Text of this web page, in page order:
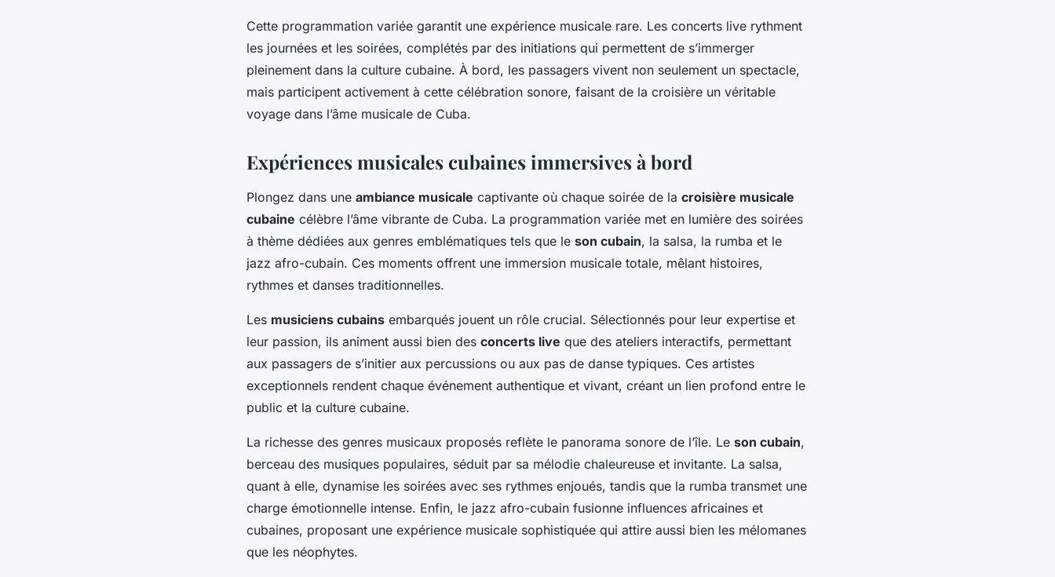
Cette programmation variée garantit une expérience musicale rare. Les concerts live rythment
les journées et les soirées, complétés par des initiations qui permettent de s’immerger
pleinement dans la culture cubaine. À bord, les passagers vivent non seulement un spectacle,
mais participent activement à cette célébration sonore, faisant de la croisière un véritable
voyage dans l’âme musicale de Cuba.
Expériences musicales cubaines immersives à bord
Plongez dans une ambiance musicale captivante où chaque soirée de la croisière musicale
cubaine célèbre l’âme vibrante de Cuba. La programmation variée met en lumière des soirées
à thème dédiées aux genres emblématiques tels que le son cubain, la salsa, la rumba et le
jazz afro-cubain. Ces moments offrent une immersion musicale totale, mêlant histoires,
rythmes et danses traditionnelles.
Les musiciens cubains embarqués jouent un rôle crucial. Sélectionnés pour leur expertise et
leur passion, ils animent aussi bien des concerts live que des ateliers interactifs, permettant
aux passagers de s’initier aux percussions ou aux pas de danse typiques. Ces artistes
exceptionnels rendent chaque événement authentique et vivant, créant un lien profond entre le
public et la culture cubaine.
La richesse des genres musicaux proposés reflète le panorama sonore de l’île. Le son cubain,
berceau des musiques populaires, séduit par sa mélodie chaleureuse et invitante. La salsa,
quant à elle, dynamise les soirées avec ses rythmes enjoués, tandis que la rumba transmet une
charge émotionnelle intense. Enfin, le jazz afro-cubain fusionne influences africaines et
cubaines, proposant une expérience musicale sophistiquée qui attire aussi bien les mélomanes
que les néophytes.